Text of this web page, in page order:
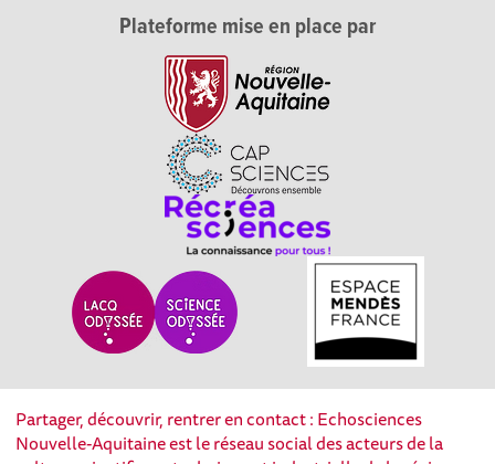
Plateforme mise en place par
Partager, découvrir, rentrer en contact : Echosciences
Nouvelle-Aquitaine est le réseau social des acteurs de la